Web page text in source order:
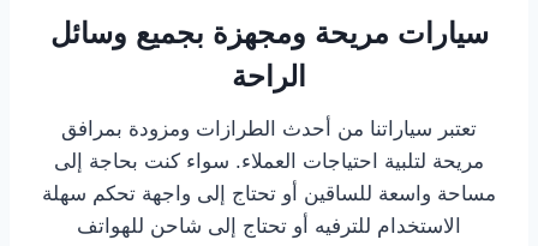
سيارات مريحة ومجهزة بجميع وسائل
الراحة
تعتبر سياراتنا من أحدث الطرازات ومزودة بمرافق
مريحة لتلبية احتياجات العملاء. سواء كنت بحاجة إلى
مساحة واسعة للساقين أو تحتاج إلى واجهة تحكم سهلة
الاستخدام للترفيه أو تحتاج إلى شاحن للهواتف